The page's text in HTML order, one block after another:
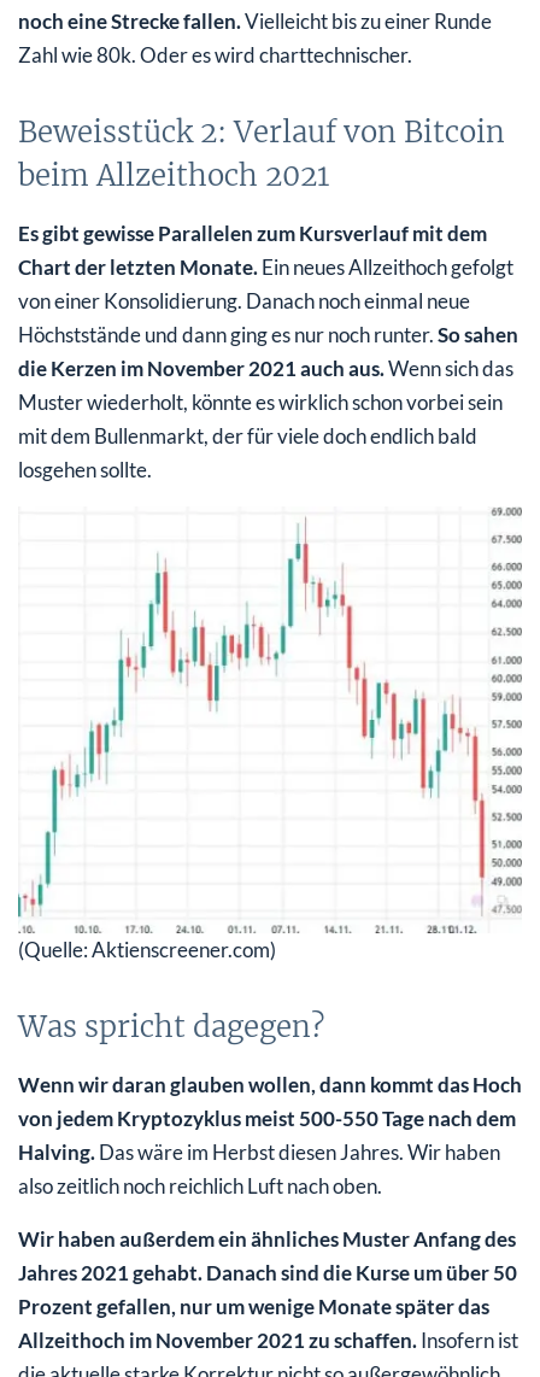
noch eine Strecke fallen.Vielleicht bis zu einer Runde
Zahl wie 80k. Oder es wird charttechnischer.
Beweisstück 2: Verlauf von Bitcoin
beim Allzeithoch 2021
Es gibt gewisse Parallelen zum Kursverlauf mit dem
Chart der letzten Monate.Ein neues Allzeithoch gefolgt
von einer Konsolidierung. Danach noch einmal neue
Höchststände und dann ging es nur noch runter.So sahen
die Kerzen im November 2021 auch aus.Wenn sich das
Muster wiederholt, könnte es wirklich schon vorbei sein
mit dem Bullenmarkt, der für viele doch endlich bald
losgehen sollte.
(Quelle: Aktienscreener.com)
Was spricht dagegen?
Wenn wir daran glauben wollen, dann kommt das Hoch
von jedem Kryptozyklus meist 500-550 Tage nach dem
Halving.Das wäre im Herbst diesen Jahres. Wir haben
also zeitlich noch reichlich Luft nach oben.
Wir haben außerdem ein ähnliches Muster Anfang des
Jahres 2021 gehabt. Danach sind die Kurse um über 50
Prozent gefallen, nur um wenige Monate später das
Allzeithoch im November 2021 zu schaffen.Insofern ist